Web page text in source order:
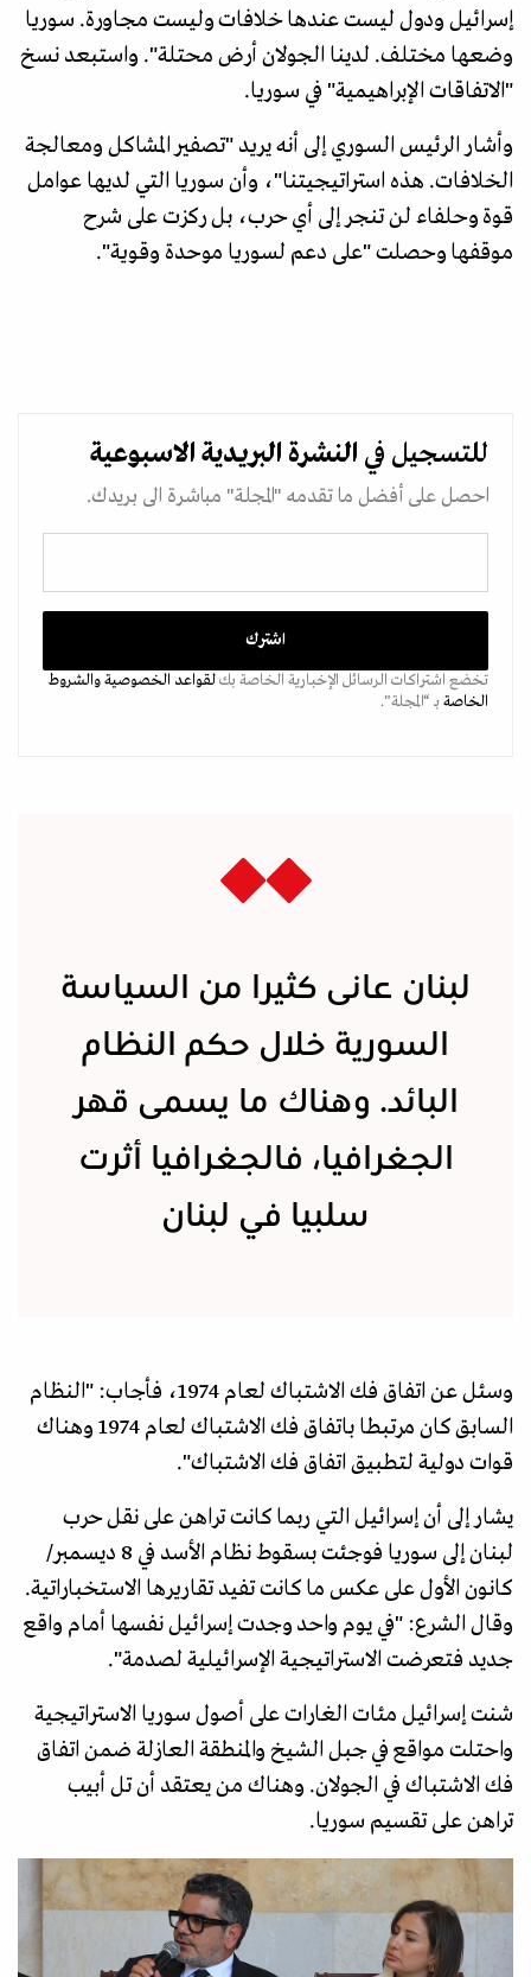
إسرائيل ودول ليست عندها خلافات وليست مجاورة. سوريا
وضعها مختلف. لدينا الجولان أرض محتلة". واستبعد نسخ
"الاتفاقات الإبراهيمية" في سوريا.
وأشار الرئيس السوري إلى أنه يريد "تصفير المشاكل ومعالجة
الخلافات. هذه استراتيجيتنا"، وأن سوريا التي لديها عوامل
قوة وحلفاء لن تنجر إلى أي حرب، بل ركزت على شرح
موقفها وحصلت "على دعم لسوريا موحدة وقوية".
للتسجيل في النشرة البريدية الاسبوعية
احصل على أفضل ما تقدمه "المجلة" مباشرة الى بريدك.
تخضع اشتراكات الرسائل الإخبارية الخاصة بكلقواعد الخصوصيةوالشروط
الخاصة بـ “المجلة".
لبنان عانى كثيرا من السياسة
السورية خلال حكم النظام
البائد. وهناك ما يسمى قهر
الجغرافيا، فالجغرافيا أثرت
سلبيا في لبنان
وسئل عن اتفاق فك الاشتباك لعام 1974، فأجاب: "النظام
السابق كان مرتبطا باتفاق فك الاشتباك لعام 1974 وهناك
قوات دولية لتطبيق اتفاق فك الاشتباك".
يشار إلى أن إسرائيل التي ربما كانت تراهن على نقل حرب
لبنان إلى سوريا فوجئت بسقوط نظام الأسد في 8 ديسمبر/
كانون الأول على عكس ما كانت تفيد تقاريرها الاستخباراتية.
وقال الشرع: "في يوم واحد وجدت إسرائيل نفسها أمام واقع
جديد فتعرضت الاستراتيجية الإسرائيلية لصدمة".
شنت إسرائيل مئات الغارات على أصول سوريا الاستراتيجية
واحتلت مواقع في جبل الشيخ والمنطقة العازلة ضمن اتفاق
فك الاشتباك في الجولان. وهناك من يعتقد أن تل أبيب
تراهن على تقسيم سوريا.